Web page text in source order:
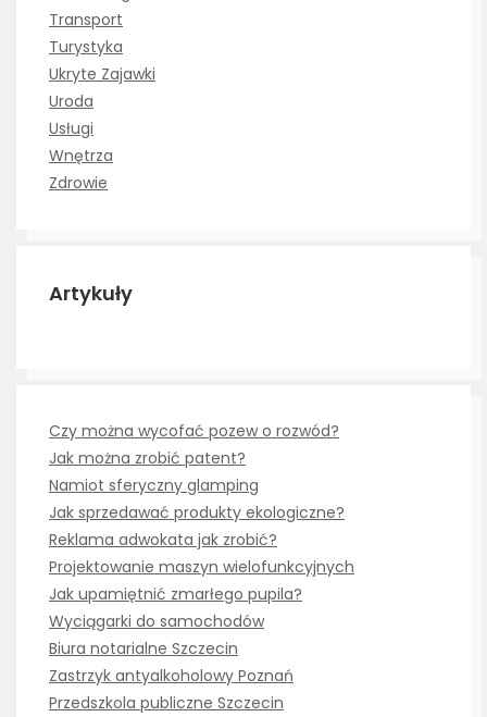
Transport
Turystyka
Ukryte Zajawki
Uroda
Usługi
Wnętrza
Zdrowie
Artykuły
Czy można wycofać pozew o rozwód?
Jak można zrobić patent?
Namiot sferyczny glamping
Jak sprzedawać produkty ekologiczne?
Reklama adwokata jak zrobić?
Projektowanie maszyn wielofunkcyjnych
Jak upamiętnić zmarłego pupila?
Wyciągarki do samochodów
Biura notarialne Szczecin
Zastrzyk antyalkoholowy Poznań
Przedszkola publiczne Szczecin